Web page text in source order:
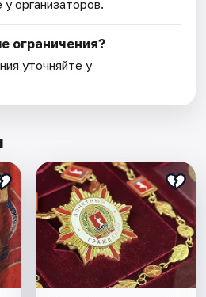
организаторов.
ограничения?
уточняйте у